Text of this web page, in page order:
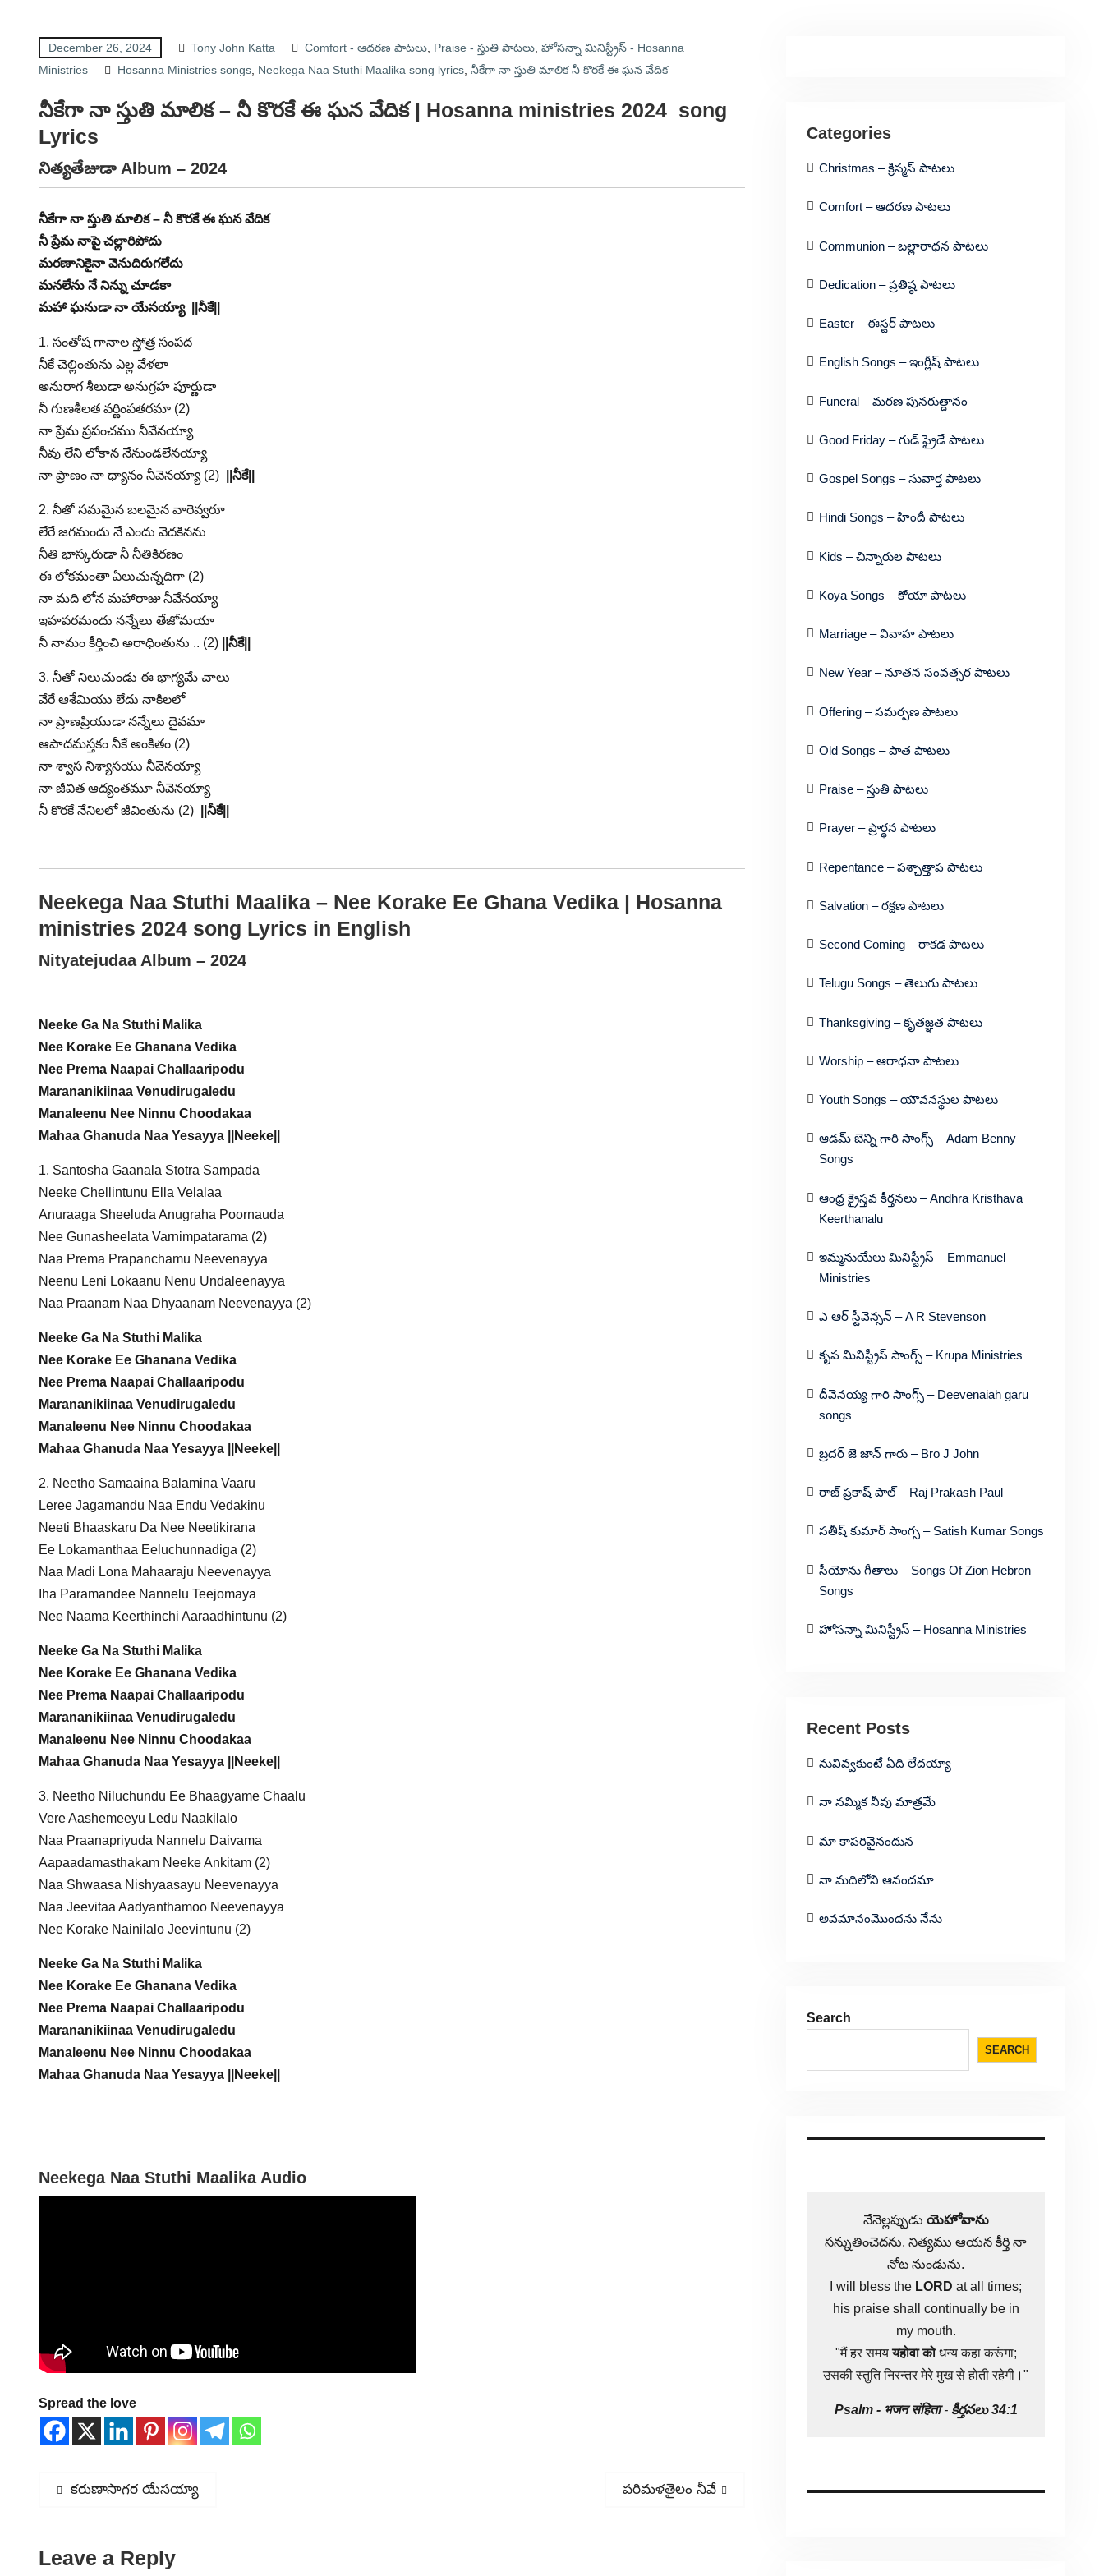
December 26, 2024 Tony John Katta Comfort - ఆదరణ పాటలు Praise - స్తుతి పాటలు హోసన్నా మినిస్ట్రీస్ - Hosanna
Ministries
Hosanna Ministries songs Neekega Naa Stuthi Maalika song lyrics నీకేగా నా స్తుతి మాలిక నీ కొరకే ఈ ఘన వేదిక
నీకేగా నా స్తుతి మాలిక – నీ కొరకే ఈ ఘన వేదిక | Hosanna ministries 2024 song
Lyrics
నిత్యతేజుడా Album – 2024
నీకేగా నా స్తుతి మాలిక – నీ కొరకే ఈ ఘన వేదిక
నీ ప్రేమ నాపై చల్లారిపోదు
మరణానికైనా వెనుదిరుగలేదు
మనలేను నే నిన్ను చూడకా
మహా ఘనుడా నా యేసయ్యా ||నీకే||
1. సంతోష గానాల స్తోత్ర సంపద
నీకే చెల్లింతును ఎల్ల వేళలా
అనురాగ శీలుడా అనుగ్రహ పూర్ణుడా
నీ గుణశీలత వర్ణింపతరమా (2)
నా ప్రేమ ప్రపంచము నీవేనయ్యా
నీవు లేని లోకాన నేనుండలేనయ్యా
నా ప్రాణం నా ధ్యానం నీవెనయ్యా (2)
||నీకే||
2. నీతో సమమైన బలమైన వారెవ్వరూ
లేరే జగమందు నే ఎందు వెదకినను
నీతి భాస్కరుడా నీ నీతికిరణం
ఈ లోకమంతా ఏలుచున్నదిగా (2)
నా మది లోన మహారాజు నీవేనయ్యా
ఇహపరమందు నన్నేలు తేజోమయా
నీ నామం కీర్తించి అరాధింతును .. (2)
||నీకే||
3. నీతో నిలుచుండు ఈ భాగ్యమే చాలు
వేరే ఆశేమియు లేదు నాకిలలో
నా ప్రాణప్రియుడా నన్నేలు దైవమా
ఆపాదమస్తకం నీకే అంకితం (2)
నా శ్వాస నిశ్యాసయు నీవెనయ్యా
నా జీవిత ఆద్యంతమూ నీవెనయ్యా
నీ కొరకే నేనిలలో జీవింతును (2)
||నీకే||
Neekega Naa Stuthi Maalika – Nee Korake Ee Ghana Vedika | Hosanna
ministries 2024 song Lyrics in English
Nityatejudaa Album – 2024
Neeke Ga Na Stuthi Malika
Nee Korake Ee Ghanana Vedika
Nee Prema Naapai Challaaripodu
Marananikiinaa Venudirugaledu
Manaleenu Nee Ninnu Choodakaa
Mahaa Ghanuda Naa Yesayya ||Neeke||
1. Santosha Gaanala Stotra Sampada
Neeke Chellintunu Ella Velalaa
Anuraaga Sheeluda Anugraha Poornauda
Nee Gunasheelata Varnimpatarama (2)
Naa Prema Prapanchamu Neevenayya
Neenu Leni Lokaanu Nenu Undaleenayya
Naa Praanam Naa Dhyaanam Neevenayya (2)
Neeke Ga Na Stuthi Malika
Nee Korake Ee Ghanana Vedika
Nee Prema Naapai Challaaripodu
Marananikiinaa Venudirugaledu
Manaleenu Nee Ninnu Choodakaa
Mahaa Ghanuda Naa Yesayya ||Neeke||
2. Neetho Samaaina Balamina Vaaru
Leree Jagamandu Naa Endu Vedakinu
Neeti Bhaaskaru Da Nee Neetikirana
Ee Lokamanthaa Eeluchunnadiga (2)
Naa Madi Lona Mahaaraju Neevenayya
Iha Paramandee Nannelu Teejomaya
Nee Naama Keerthinchi Aaraadhintunu (2)
Neeke Ga Na Stuthi Malika
Nee Korake Ee Ghanana Vedika
Nee Prema Naapai Challaaripodu
Marananikiinaa Venudirugaledu
Manaleenu Nee Ninnu Choodakaa
Mahaa Ghanuda Naa Yesayya ||Neeke||
3. Neetho Niluchundu Ee Bhaagyame Chaalu
Vere Aashemeeyu Ledu Naakilalo
Naa Praanapriyuda Nannelu Daivama
Aapaadamasthakam Neeke Ankitam (2)
Naa Shwaasa Nishyaasayu Neevenayya
Naa Jeevitaa Aadyanthamoo Neevenayya
Nee Korake Nainilalo Jeevintunu (2)
Neeke Ga Na Stuthi Malika
Nee Korake Ee Ghanana Vedika
Nee Prema Naapai Challaaripodu
Marananikiinaa Venudirugaledu
Manaleenu Nee Ninnu Choodakaa
Mahaa Ghanuda Naa Yesayya ||Neeke||
Neekega Naa Stuthi Maalika Audio
Spread the love
Post
Previous
కరుణాసాగర యేసయ్యా
Next
పరిమళతైలం నీవే
Leave a Reply
Categories
Christmas – క్రిస్మస్ పాటలు
Comfort – ఆదరణ పాటలు
Communion – బల్లారాధన పాటలు
Dedication – ప్రతిష్ఠ పాటలు
Easter – ఈస్టర్ పాటలు
English Songs – ఇంగ్లీష్ పాటలు
Funeral – మరణ పునరుత్దానం
Good Friday – గుడ్ ఫ్రైడే పాటలు
Gospel Songs – సువార్త పాటలు
Hindi Songs – హిందీ పాటలు
Kids – చిన్నారుల పాటలు
Koya Songs – కోయా పాటలు
Marriage – వివాహ పాటలు
New Year – నూతన సంవత్సర పాటలు
Offering – సమర్పణ పాటలు
Old Songs – పాత పాటలు
Praise – స్తుతి పాటలు
Prayer – ప్రార్థన పాటలు
Repentance – పశ్చాత్తాప పాటలు
Salvation – రక్షణ పాటలు
Second Coming – రాకడ పాటలు
Telugu Songs – తెలుగు పాటలు
Thanksgiving – కృతజ్ఞత పాటలు
Worship – ఆరాధనా పాటలు
Youth Songs – యౌవనస్థుల పాటలు
ఆడమ్ బెన్ని గారి సాంగ్స్ – Adam Benny
Songs
ఆంధ్ర క్రైస్తవ కీర్తనలు – Andhra Kristhava
Keerthanalu
ఇమ్మనుయేలు మినిస్ట్రీస్ – Emmanuel
Ministries
ఎ ఆర్ స్టీవెన్సన్ – A R Stevenson
కృప మినిస్ట్రీస్ సాంగ్స్ – Krupa Ministries
దీవెనయ్య గారి సాంగ్స్ – Deevenaiah garu
songs
బ్రదర్ జె జాన్ గారు – Bro J John
రాజ్ ప్రకాష్ పాల్ – Raj Prakash Paul
సతీష్ కుమార్ సాంగ్స – Satish Kumar Songs
సీయోను గీతాలు – Songs Of Zion Hebron
Songs
హోసన్నా మినిస్ట్రీస్ – Hosanna Ministries
Recent Posts
నువివ్వకుంటే ఏది లేదయ్యా
నా నమ్మిక నీవు మాత్రమే
మా కాపరివైనందున
నా మదిలోని ఆనందమా
అవమానంమొందను నేను
Search
SEARCH
నేనెల్లప్పుడు యెహోవాను
సన్నుతించెదను. నిత్యము ఆయన కీర్తి నా
నోట నుండును.
I will bless the LORD at all times;
his praise shall continually be in
my mouth.
"मैं हर समययहोवा कोधन्य कहा करूंगा;
उसकी स्तुति निरन्तर मेरे मुख से होती रहेगी।"
Psalm - भजन संहिता- కీర్తనలు 34:1